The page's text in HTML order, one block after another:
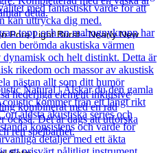
Pore Light Burst - Nearly New